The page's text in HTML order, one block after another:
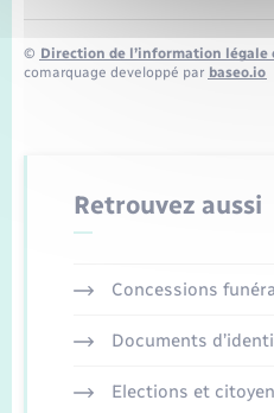
© Direction de l’information
comarquage developpé par baseo.io
Retrouvez aussi
Concessions
Documents
Elections et